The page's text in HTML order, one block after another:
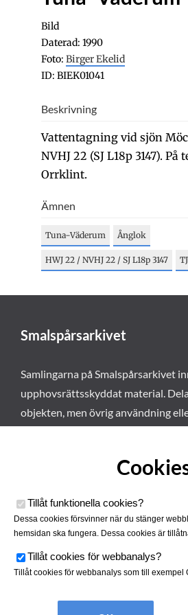
Bild
Daterad: 1990
Foto: Birger Ekelid
ID: BIEK01041
Beskrivning
Vattentagning vid sjön
NVHJ 22 (SJ L18p 3147). På
Orrklint.
Ämnen
Tuna−Väderum Ånglok
HWJ 22 / NVHJ 22 / SJ L18p 3147
Smalspårsarkivet
Samlingarna på Smalspårsarkivet
upphovsrättsskyddat material.
objekten, men övrig användning
Tillåt funktionella cookies?
Dessa cookies försvinner när du stänger
hemsidan ska fungera. Dessa cookies är
Tillåt cookies för webbanalys?
Tillåt cookies för webbanalys som till exempel